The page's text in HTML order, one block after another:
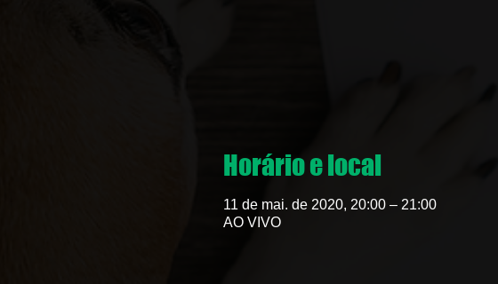
Horário e local
11 de mai. de 2020, 20:00 – 21:00
AO VIVO